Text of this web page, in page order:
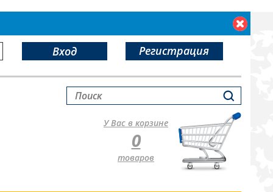
Вход Регистрация
У Вас в корзине
0
товаров